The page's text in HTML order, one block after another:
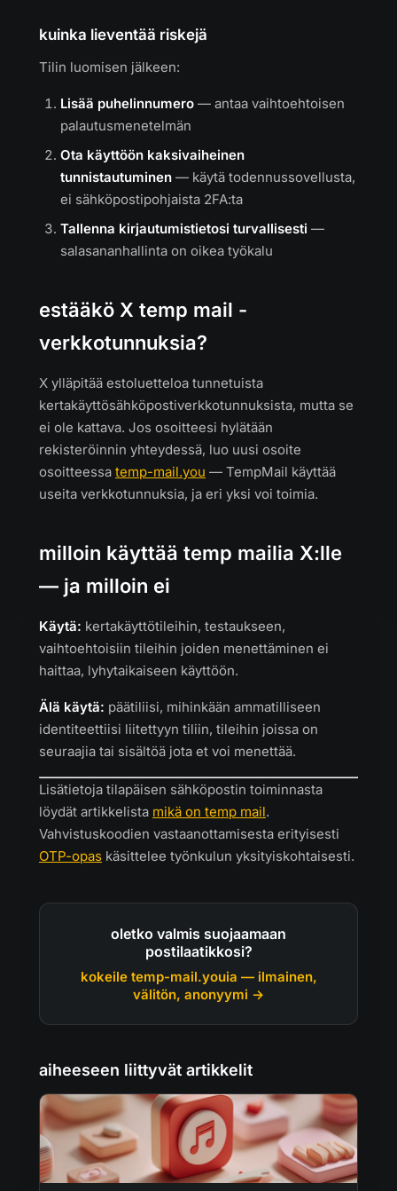
kuinka lieventää riskejä
Tilin luomisen jälkeen:
Lisää puhelinnumero — antaa vaihtoehtoisen
palautusmenetelmän
Ota käyttöön kaksivaiheinen
tunnistautuminen — käytä todennussovellusta,
ei sähköpostipohjaista 2FA:ta
Tallenna kirjautumistietosi turvallisesti —
salasananhallinta on oikea työkalu
estääkö X temp mail -
verkkotunnuksia?
X ylläpitää estoluetteloa tunnetuista
kertakäyttösähköpostiverkkotunnuksista, mutta se
ei ole kattava. Jos osoitteesi hylätään
rekisteröinnin yhteydessä, luo uusi osoite
osoitteessa temp-mail.you — TempMail käyttää
useita verkkotunnuksia, ja eri yksi voi toimia.
milloin käyttää temp mailia X:lle
— ja milloin ei
Käytä: kertakäyttötileihin, testaukseen,
vaihtoehtoisiin tileihin joiden menettäminen ei
haittaa, lyhytaikaiseen käyttöön.
Älä käytä: päätiliisi, mihinkään ammatilliseen
identiteettiisi liitettyyn tiliin, tileihin joissa on
seuraajia tai sisältöä jota et voi menettää.
Lisätietoja tilapäisen sähköpostin toiminnasta
löydät artikkelista mikä on temp mail.
Vahvistuskoodien vastaanottamisesta erityisesti
OTP-opas käsittelee työnkulun yksityiskohtaisesti.
oletko valmis suojaamaan
postilaatikkosi?
kokeile temp-mail.youia — ilmainen,
välitön, anonyymi →
aiheeseen liittyvät artikkelit